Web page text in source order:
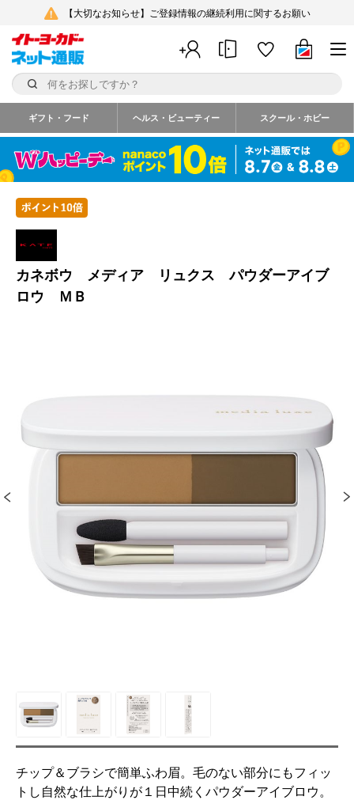
【大切なお知らせ】ご登録情報の継続利用に関するお願い
ギフト・フード ヘルス・ビューティー スクール・ホビー
カネボウ メディア リュクス パウダーアイブ
ロウ ＭＢ
チップ＆ブラシで簡単ふわ眉。毛のない部分にもフィッ
トし自然な仕上がりが１日中続くパウダーアイブロウ。